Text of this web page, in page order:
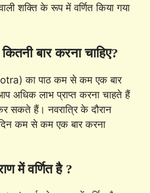
शक्ति के रूप में वर्णित किया गया
बार करना चाहिए?
का पाठ कम से कम एक बार
अधिक लाभ प्राप्त करना चाहते हैं
सकते हैं। नवरात्रि के दौरान
कम से कम एक बार करना
में वर्णित है ?